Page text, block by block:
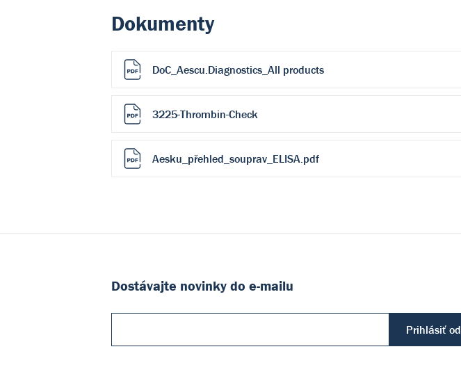
Dokumenty
DoC_Aescu.Diagnostics_All products
3225-Thrombin-Check
Aesku_přehled_souprav_ELISA.pdf
Dostávajte novinky do e-mailu
Prihlásiť